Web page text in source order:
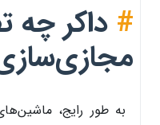
# داکر چه
به طور رایج،